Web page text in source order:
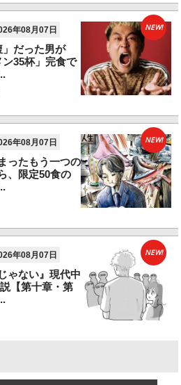
年08月07日
」だった男が
ン35杯」完食で
NEW!
年08月07日
ったもう一つの
、限定50食の
NEW!
年08月07日
ゃない』現代中
【第十章・第
NEW!